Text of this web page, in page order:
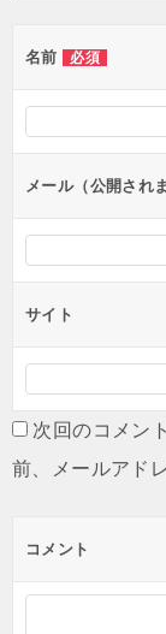
ー
シ
ン
名前 必須
メール（公開され
サイト
次回のコメン
前、メールアド
コメント